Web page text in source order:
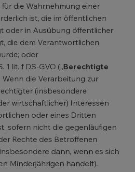
die Wahrnehmung einer
ist, die im öffentlichen
oder in Ausübung öffentlicher
die dem Verantwortlichen
oder
1 lit. f DS-GVO („Berechtigte
Wenn die Verarbeitung zur
(insbesondere
wirtschaftlicher) Interessen
oder eines Dritten
sofern nicht die gegenläufigen
Rechte des Betroffenen
dann, wenn es sich
Minderjährigen handelt).